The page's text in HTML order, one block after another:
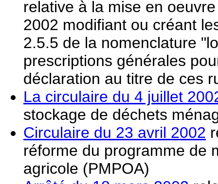
relative à la mise en
2002 modifiant ou créant
2.5.5 de la nomenclature
prescriptions générales
déclaration au titre de ces
La circulaire du 4 juillet
stockage de déchets
Circulaire du 23 avril 2002
réforme du programme de
agricole (PMPOA)